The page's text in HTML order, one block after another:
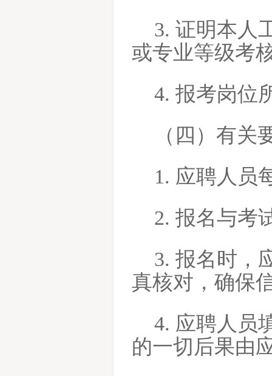
3. 证明本人
或专业等级考
4. 报考岗位
（四）有关
1. 应聘人员
2. 报名与考
3. 报名时，
真核对，确保
4. 应聘人员
的一切后果由